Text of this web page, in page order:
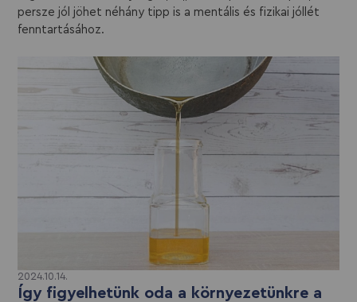
persze jól jöhet néhány tipp is a mentális és fizikai jóllét
fenntartásához.
2024.10.14.
Így figyelhetünk oda a környezetünkre a